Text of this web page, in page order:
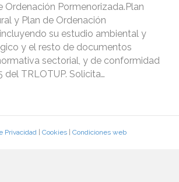
Ordenación Pormenorizada.Plan
y Plan de Ordenación
su estudio ambiental y
y el resto de documentos
sectorial, y de conformidad
del TRLOTUP. Solicita…
Privacidad| Cookies| Condiciones web